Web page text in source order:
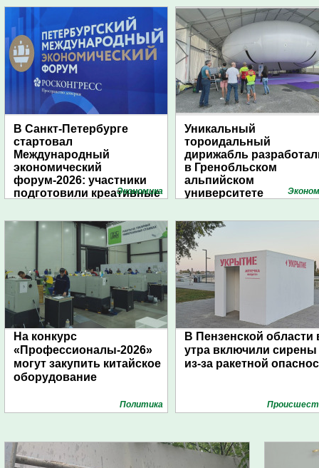
В Санкт-Петербурге
стартовал
Международный
экономический
форум-2026: участники
подготовили креативные
Экономика
Уникальный
тороидальный
дирижабль
в Гренобльском
альпийском
университете
На конкурс
«Профессионалы-2026»
могут закупить китайское
оборудование
Политика
В Пензенской области
утра включили сирены
из-за ракетной